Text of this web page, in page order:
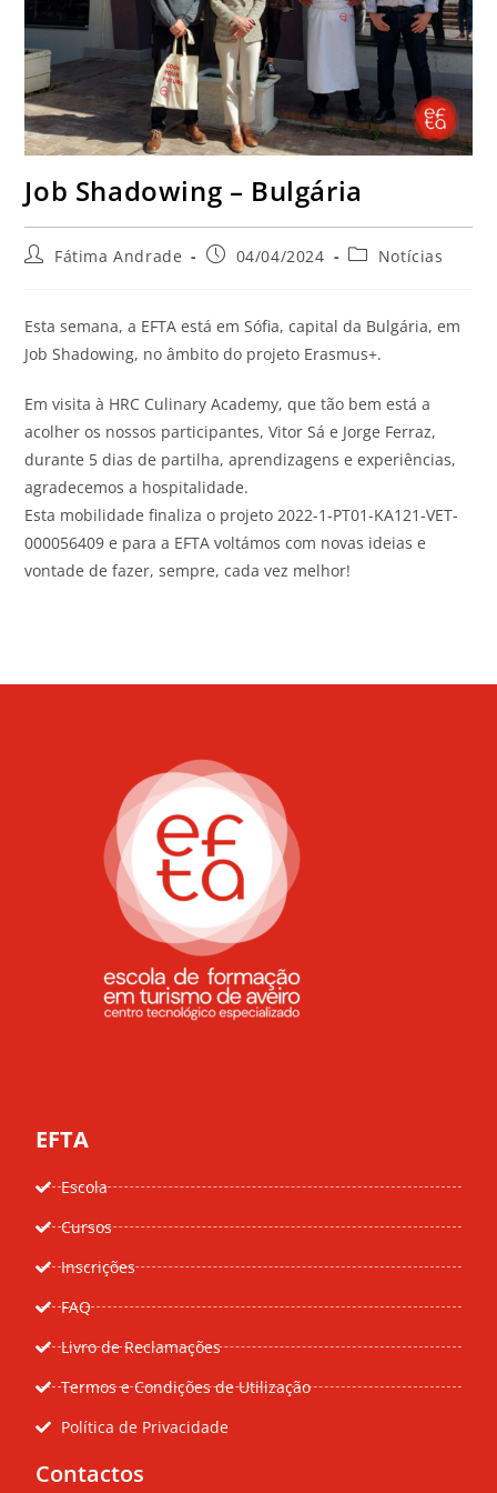
Job Shadowing – Bulgária
Fátima Andrade 04/04/2024 Notícias
Esta semana, a EFTA está em Sófia, capital da Bulgária, em
Job Shadowing, no âmbito do projeto Erasmus+.
Em visita à HRC Culinary Academy, que tão bem está a
acolher os nossos participantes, Vitor Sá e Jorge Ferraz,
durante 5 dias de partilha, aprendizagens e experiências,
agradecemos a hospitalidade.
Esta mobilidade finaliza o projeto 2022-1-PT01-KA121-VET-
000056409 e para a EFTA voltámos com novas ideias e
vontade de fazer, sempre, cada vez melhor!
EFTA
Escola
Cursos
Inscrições
FAQ
Livro de Reclamações
Termos e Condições de Utilização
Política de Privacidade
Contactos